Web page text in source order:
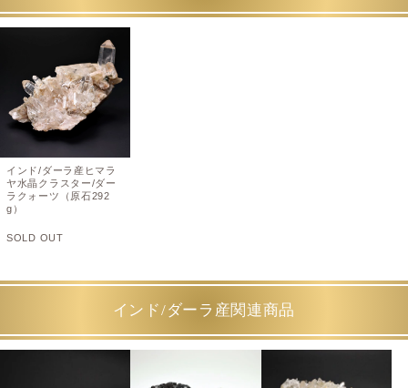
インド/ダーラ産ヒマラ
ヤ水晶クラスター/ダー
ラクォーツ（原石292
g）
SOLD OUT
インド/ダーラ産関連商品